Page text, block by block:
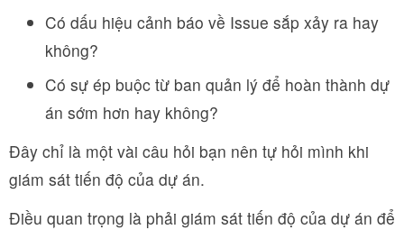
Có dấu hiệu cảnh báo về Issue sắp xảy ra hay
không?
Có sự ép buộc từ ban quản lý để hoàn thành dự
án sớm hơn hay không?
Đây chỉ là một vài câu hỏi bạn nên tự hỏi mình khi
giám sát tiến độ của dự án.
Điều quan trọng là phải giám sát tiến độ của dự án để